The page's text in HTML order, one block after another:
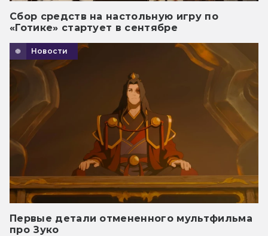
Сбор средств на настольную игру по
«Готике» стартует в сентябре
Новости
Первые детали отмененного мультфильма
про Зуко